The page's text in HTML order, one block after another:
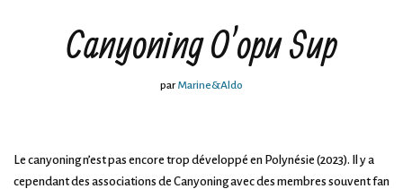
Canyoning O’opu Sup
parMarine&Aldo
Le canyoning n’est pas encore trop développé en Polynésie (2023). Il y a
cependant des associations de Canyoning avec des membres souvent fan